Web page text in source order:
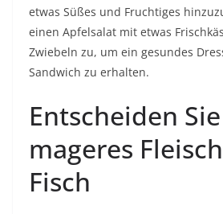
etwas Süßes und Fruchtiges
einen Apfelsalat mit etwas
Zwiebeln zu, um ein gesundes
Sandwich zu erhalten.
Entscheiden
mageres
Fisch